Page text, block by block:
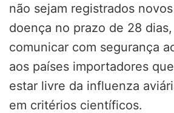
não sejam registrados
doença no prazo de 28
comunicar com segurança
aos países importadores
estar livre da influenza
em critérios científicos.